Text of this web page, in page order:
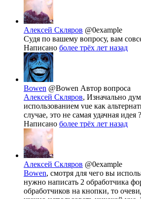
Алексей Скляров @0example
Судя по вашему вопросу, вам
Написано более трёх лет назад
Bowen @Bowen Автор вопроса
Алексей Скляров, Изначально
использованием vue как
случае, это не самая удачная идея ?
Написано более трёх лет назад
Алексей Скляров @0example
Bowen, смотря для чего вы
нужно написать 2 обработчика
обработчиков на кнопки, то